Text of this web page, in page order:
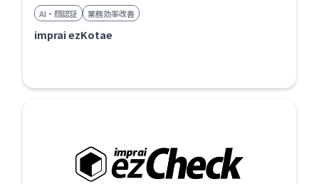
AI・顔認証 業務効率改善
imprai ezKotae